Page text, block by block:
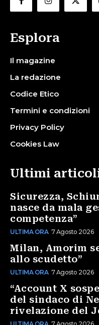
Esplora
Il magazine
La redazione
Codice Etico
Termini e condizioni
Privacy Policy
Cookies Law
Ultimi
Sicurezza,
nasce da mala
competenza”
ULTIMA ORA 7 Agosto 2026
Milan, Amorim
allo scudetto”
ULTIMA ORA 7 Agosto 2026
“Account X
del sindaco di
rivelazione del